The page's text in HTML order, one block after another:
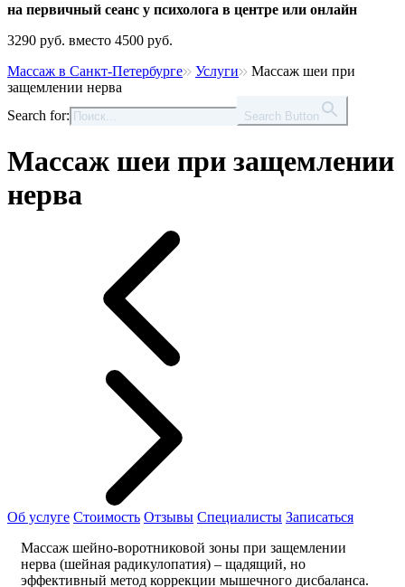
на первичный сеанс у психолога в центре или онлайн
3290 руб. вместо 4500 руб.
Массаж в Санкт-Петербурге
Услуги
Массаж шеи при
защемлении нерва
Search for:
Search Button
Массаж шеи при защемлении
нерва
Об услуге Стоимость Отзывы Специалисты Записаться
Массаж шейно-воротниковой зоны при защемлении
нерва (шейная радикулопатия) – щадящий, но
эффективный метод коррекции мышечного дисбаланса.